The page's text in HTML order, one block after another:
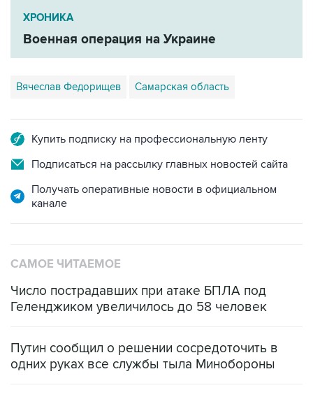
ХРОНИКА
Военная операция на Украине
Вячеслав Федорищев Самарская область
Купить подписку на профессиональную ленту
Подписаться на рассылку главных новостей сайта
Получать оперативные новости в официальном
канале
САМОЕ ЧИТАЕМОЕ
Число пострадавших при атаке БПЛА под
Геленджиком увеличилось до 58 человек
Путин сообщил о решении сосредоточить в
одних руках все службы тыла Минобороны